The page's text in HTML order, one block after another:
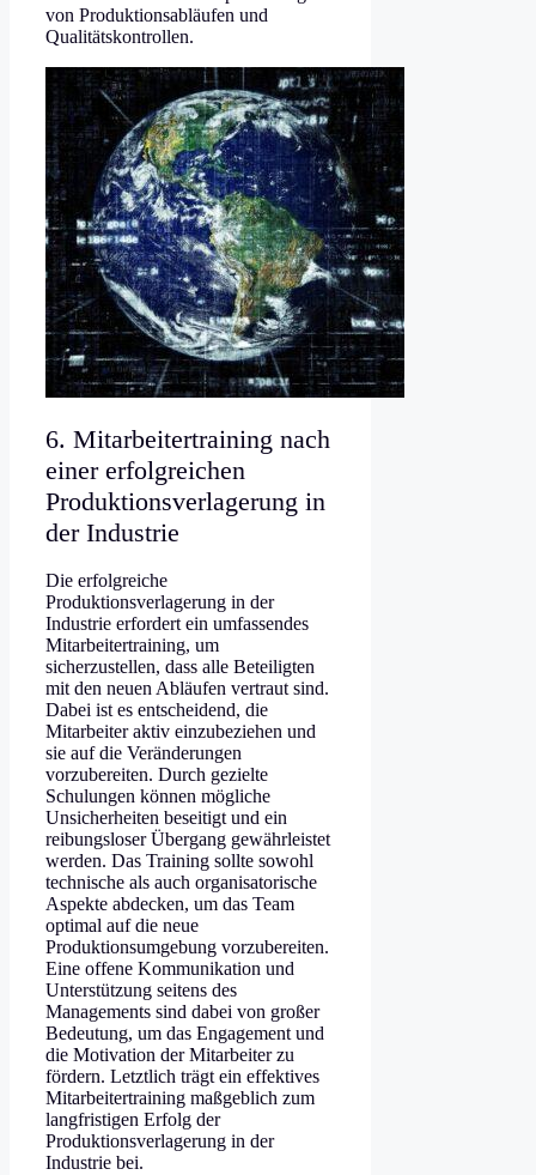
von Produktionsabläufen und
Qualitätskontrollen.
6. Mitarbeitertraining nach
einer erfolgreichen
Produktionsverlagerung in
der Industrie
Die erfolgreiche
Produktionsverlagerung in der
Industrie erfordert ein umfassendes
Mitarbeitertraining, um
sicherzustellen, dass alle Beteiligten
mit den neuen Abläufen vertraut sind.
Dabei ist es entscheidend, die
Mitarbeiter aktiv einzubeziehen und
sie auf die Veränderungen
vorzubereiten. Durch gezielte
Schulungen können mögliche
Unsicherheiten beseitigt und ein
reibungsloser Übergang gewährleistet
werden. Das Training sollte sowohl
technische als auch organisatorische
Aspekte abdecken, um das Team
optimal auf die neue
Produktionsumgebung vorzubereiten.
Eine offene Kommunikation und
Unterstützung seitens des
Managements sind dabei von großer
Bedeutung, um das Engagement und
die Motivation der Mitarbeiter zu
fördern. Letztlich trägt ein effektives
Mitarbeitertraining maßgeblich zum
langfristigen Erfolg der
Produktionsverlagerung in der
Industrie bei.